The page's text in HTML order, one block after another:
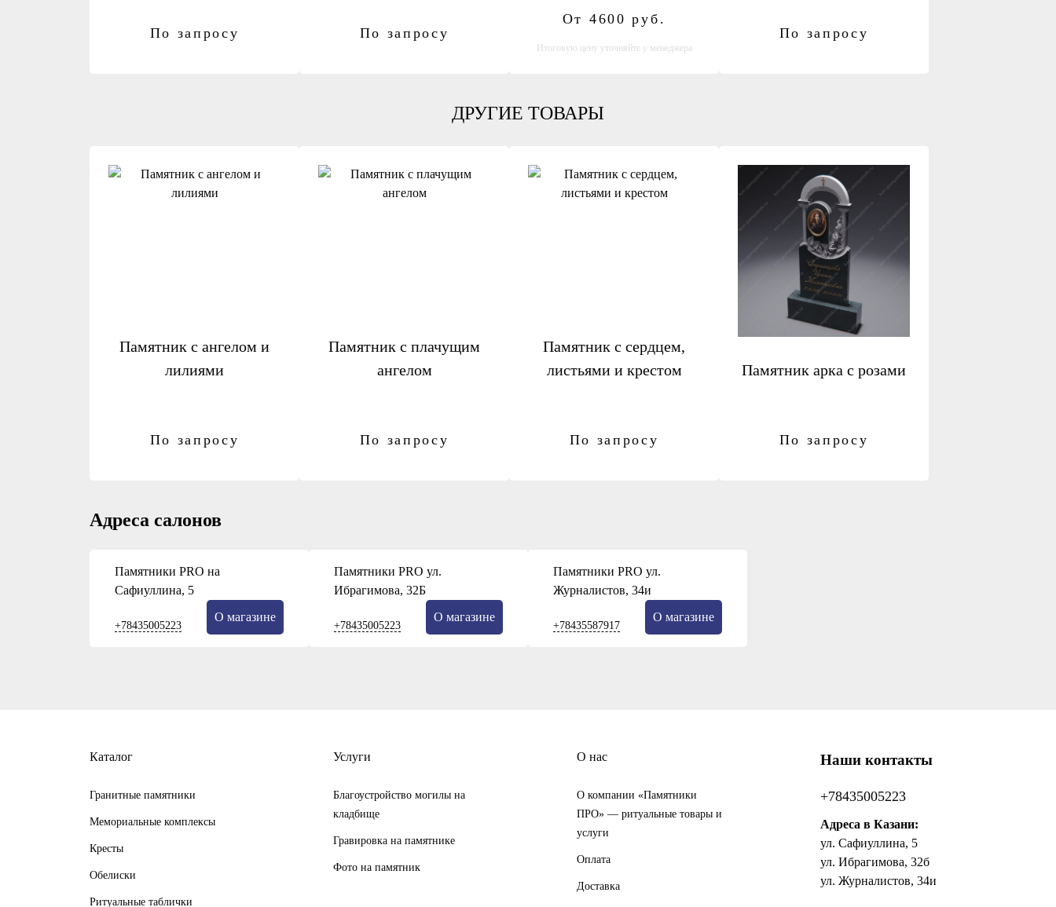
По запросу По запросу
От 4600 руб.
Итоговую цену уточняйте у менеджера
По запросу
ДРУГИЕ ТОВАРЫ
Памятник с ангелом и
лилиями
По запросу
Памятник с плачущим
ангелом
По запросу
Памятник с сердцем,
листьями и крестом
По запросу
Памятник арка с розами
По запросу
Адреса салонов
Памятники PRO на
Сафиуллина, 5
+78435005223
О магазине
Памятники PRO ул.
Ибрагимова, 32Б
+78435005223
О магазине
Памятники PRO ул.
Журналистов, 34и
+78435587917
О магазине
Каталог
Гранитные памятники
Мемориальные комплексы
Кресты
Обелиски
Ритуальные таблички
Услуги
Благоустройство могилы на
кладбище
Гравировка на памятнике
Фото на памятник
О нас
О компании «Памятники
ПРО» — ритуальные товары и
услуги
Оплата
Доставка
Наши контакты
+78435005223
Адреса в Казани:
ул. Сафиуллина, 5
ул. Ибрагимова, 32б
ул. Журналистов, 34и